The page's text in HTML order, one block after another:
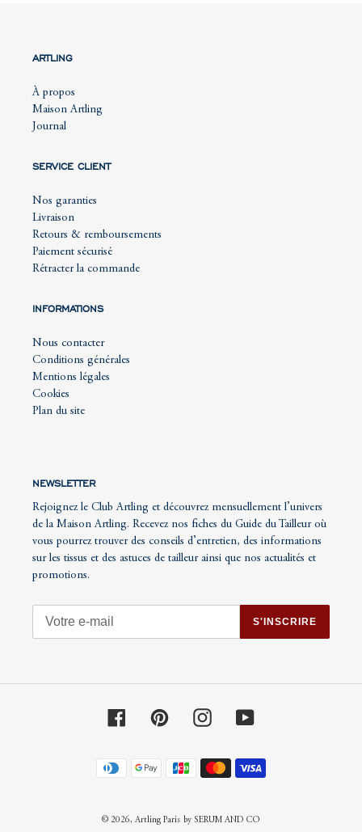
ARTLING
À propos
Maison Artling
Journal
SERVICE CLIENT
Nos garanties
Livraison
Retours & remboursements
Paiement sécurisé
Rétracter la commande
INFORMATIONS
Nous contacter
Conditions générales
Mentions légales
Cookies
Plan du site
NEWSLETTER
Rejoignez le Club Artling et découvrez mensuellement l’univers
de la Maison Artling. Recevez nos fiches du Guide du Tailleur où
vous pourrez trouver des conseils d’entretien, des informations
sur les tissus et des astuces de tailleur ainsi que nos actualités et
promotions.
S'INSCRIRE
FacebookPinterest InstagramYouTube
Moyens
de
© 2026, Artling Paris by SERUM AND CO